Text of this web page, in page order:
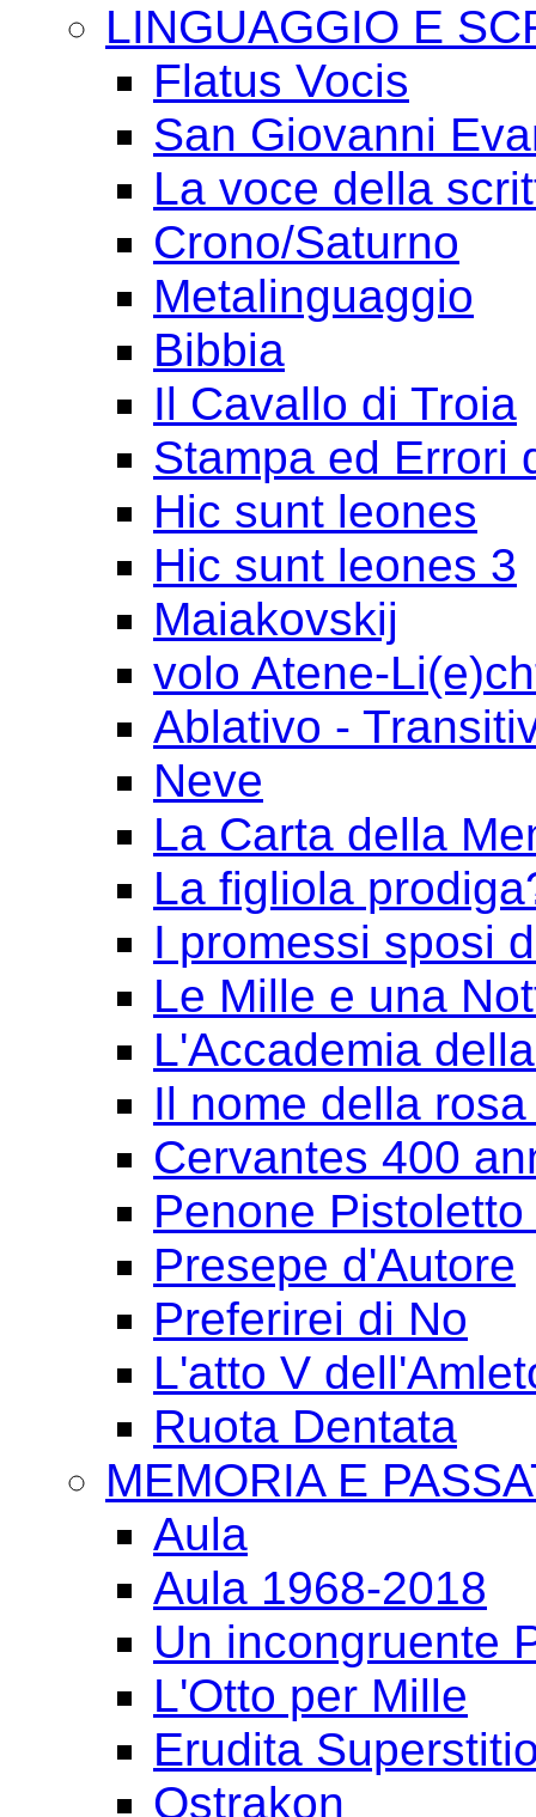
LINGUAGGIO E
Flatus Vocis
San Giovanni
La voce della
Crono/Saturno
Metalinguaggio
Bibbia
Il Cavallo di Troia
Stampa ed Errori
Hic sunt leones
Hic sunt leones 3
Maiakovskij
volo Atene-
Ablativo -
Neve
La Carta della
La figliola
I promessi sposi
Le Mille e una
L'Accademia
Il nome della
Cervantes 400
Penone
Presepe d'Autore
Preferirei di No
L'atto V
Ruota Dentata
MEMORIA E
Aula
Aula 1968-2018
Un incongruente
L'Otto per Mille
Erudita
Ostrakon